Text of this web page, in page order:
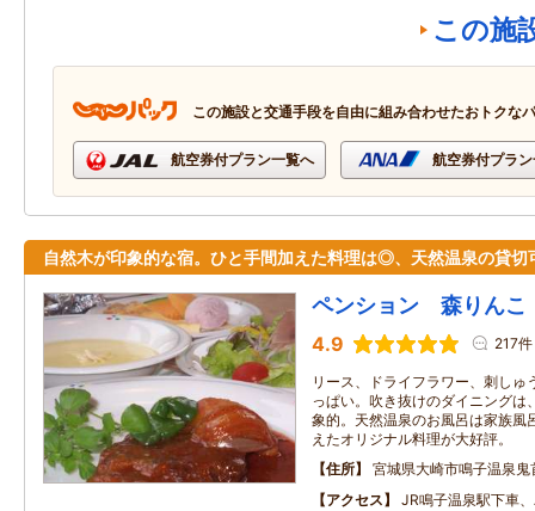
この施
この施設と交通手段を自由に組み合わせたおトクな
航空券付プラン一覧へ 航空券付プラ
自然木が印象的な宿。ひと手間加えた料理は◎、天然温泉の貸切
ペンション 森りんこ
4.9 217件
リース、ドライフラワー、刺しゅ
っぱい。吹き抜けのダイニングは
象的。天然温泉のお風呂は家族風
えたオリジナル料理が大好評。
住所
宮城県大崎市鳴子温泉
アクセス
JR鳴子温泉駅下車